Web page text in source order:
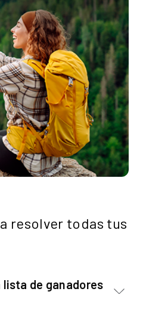
resolver todas tus
lista de ganadores